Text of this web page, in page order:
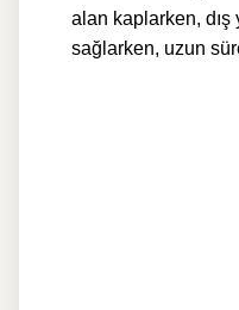
alan kaplarken, dış
sağlarken, uzun